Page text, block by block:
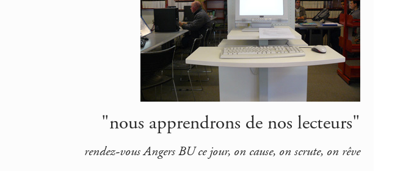
"nous apprendrons de nos lecteurs"
rendez-vous Angers BU ce jour, on cause, on scrute, on rêve